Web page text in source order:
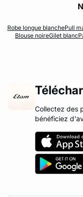
Robe longue blanchePull
Blouse noireGilet blanc
Collectez des
bénéficiez